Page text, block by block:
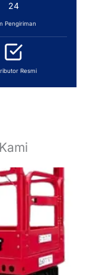
24
Pengiriman
Resmi